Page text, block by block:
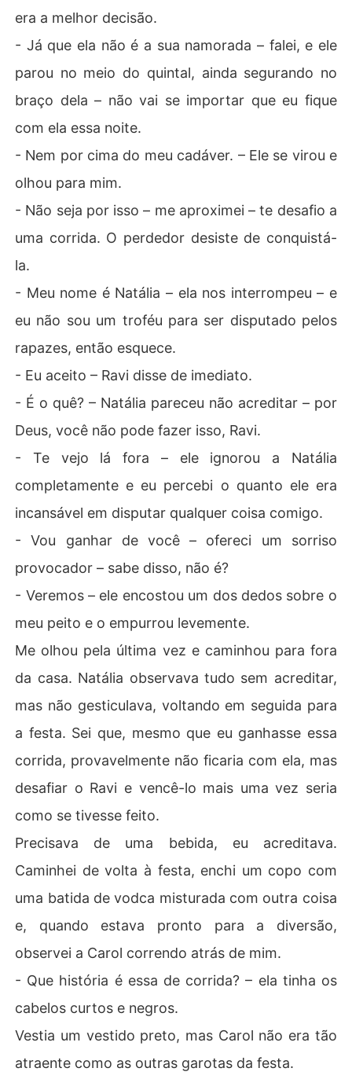
era a melhor decisão.
- Já que ela não é a sua namorada – falei, e ele
parou no meio do quintal, ainda segurando no
braço dela – não vai se importar que eu fique
com ela essa noite.
- Nem por cima do meu cadáver. – Ele se virou e
olhou para mim.
- Não seja por isso – me aproximei – te desafio a
uma corrida. O perdedor desiste de conquistá-
la.
- Meu nome é Natália – ela nos interrompeu – e
eu não sou um troféu para ser disputado pelos
rapazes, então esquece.
- Eu aceito – Ravi disse de imediato.
- É o quê? – Natália pareceu não acreditar – por
Deus, você não pode fazer isso, Ravi.
- Te vejo lá fora – ele ignorou a Natália
completamente e eu percebi o quanto ele era
incansável em disputar qualquer coisa comigo.
- Vou ganhar de você – ofereci um sorriso
provocador – sabe disso, não é?
- Veremos – ele encostou um dos dedos sobre o
meu peito e o empurrou levemente.
Me olhou pela última vez e caminhou para fora
da casa. Natália observava tudo sem acreditar,
mas não gesticulava, voltando em seguida para
a festa. Sei que, mesmo que eu ganhasse essa
corrida, provavelmente não ficaria com ela, mas
desafiar o Ravi e vencê-lo mais uma vez seria
como se tivesse feito.
Precisava de uma bebida, eu acreditava.
Caminhei de volta à festa, enchi um copo com
uma batida de vodca misturada com outra coisa
e, quando estava pronto para a diversão,
observei a Carol correndo atrás de mim.
- Que história é essa de corrida? – ela tinha os
cabelos curtos e negros.
Vestia um vestido preto, mas Carol não era tão
atraente como as outras garotas da festa.